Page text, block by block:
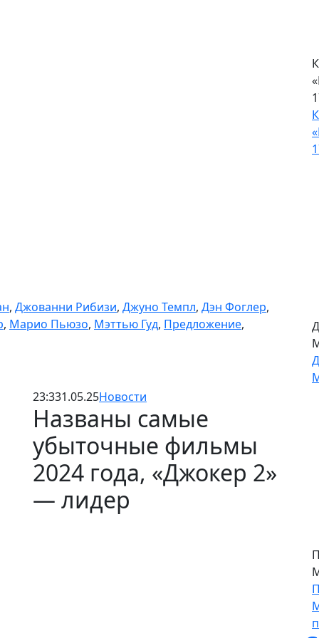
, Джованни Рибизи, Джуно Темпл, Дэн Фоглер,
, Марио Пьюзо, Мэттью Гуд, Предложение,
23:331.05.25Новости
Названы самые
убыточные фильмы
2024 года, «Джокер 2»
— лидер